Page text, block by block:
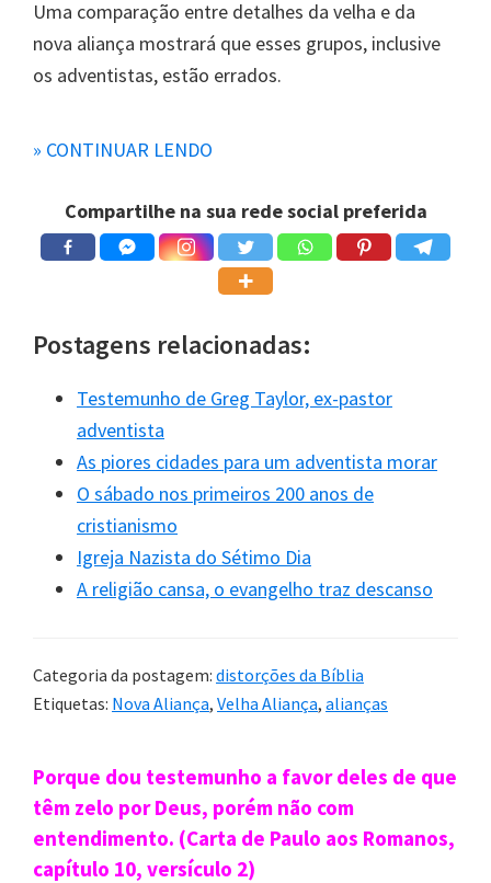
Uma comparação entre detalhes da velha e da
nova aliança mostrará que esses grupos, inclusive
os adventistas, estão errados.
VELHA ALIANÇA
Nome: velha aliança (2
Coríntios 3.14)
Nome: nova aliança (2C
oríntios 3.6)
eus 8.7; 9.1)
us 8.7; 10.1-9)
Veio por Moisés (Atos
13.38-39)
Veio por Cristo (Hebreus
8.6; 9.15)
Lei de Moisés (Roman
os 7.5-6)
Lei de Cristo (Gálatas 6.
2)
Lei da carne (Romano
Lei do Espírito (Romano
Não procede da fé (Gá
latas 3.2)
Lei da fé (Romanos 3.2
7)
» CONTINUAR LENDO
Compartilhe na sua rede social preferida
Postagens relacionadas:
Testemunho de Greg Taylor, ex-pastor
adventista
As piores cidades para um adventista morar
O sábado nos primeiros 200 anos de
cristianismo
Igreja Nazista do Sétimo Dia
A religião cansa, o evangelho traz descanso
Categoria da postagem: distorções da Bíblia
Etiquetas: Nova Aliança, Velha Aliança, alianças
Sidebar
primária
Porque dou testemunho a favor deles de que
têm zelo por Deus, porém não com
entendimento. (Carta de Paulo aos Romanos,
capítulo 10, versículo 2)